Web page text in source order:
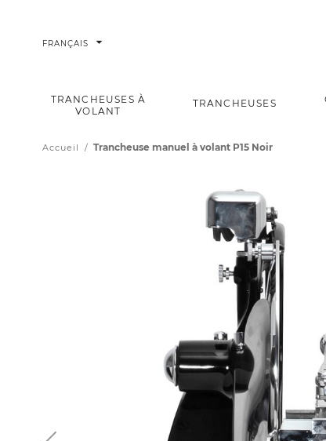
FRANÇAIS arrow_drop_down
TRANCHEUSES À
VOLANT
TRANCHEUSES
Accueil Trancheuse manuel à volant P15 Noir